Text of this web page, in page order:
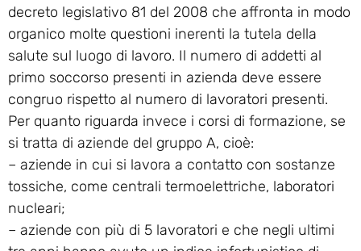
decreto legislativo 81 del 2008 che affronta in modo
organico molte questioni inerenti la tutela della
salute sul luogo di lavoro. Il numero di addetti al
primo soccorso presenti in azienda deve essere
congruo rispetto al numero di lavoratori presenti.
Per quanto riguarda invece i corsi di formazione, se
si tratta di aziende del gruppo A, cioè:
– aziende in cui si lavora a contatto con sostanze
tossiche, come centrali termoelettriche, laboratori
nucleari;
– aziende con più di 5 lavoratori e che negli ultimi